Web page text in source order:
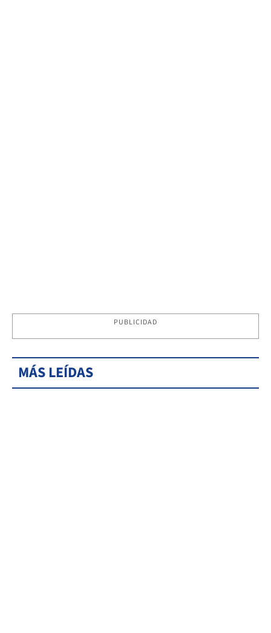
PUBLICIDAD
MÁS LEÍDAS